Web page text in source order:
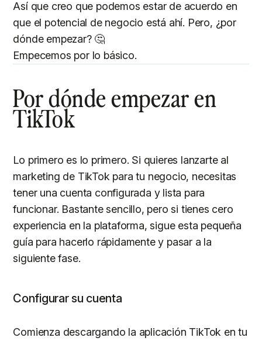
Así que creo que podemos estar de acuerdo en
que el potencial de negocio está ahí. Pero, ¿por
dónde empezar? 🤔
Empecemos por lo básico.
Por dónde empezar en
TikTok
Lo primero es lo primero. Si quieres lanzarte al
marketing de TikTok para tu negocio, necesitas
tener una cuenta configurada y lista para
funcionar. Bastante sencillo, pero si tienes cero
experiencia en la plataforma, sigue esta pequeña
guía para hacerlo rápidamente y pasar a la
siguiente fase.
Configurar su cuenta
Comienza descargando la aplicación TikTok en tu